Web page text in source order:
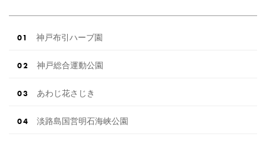
神戸布引ハーブ園
神戸総合運動公園
あわじ花さじき
淡路島国営明石海峡公園